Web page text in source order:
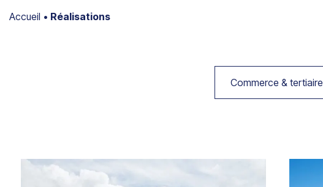
Accueil • Réalisations
Commerce & tertiaire